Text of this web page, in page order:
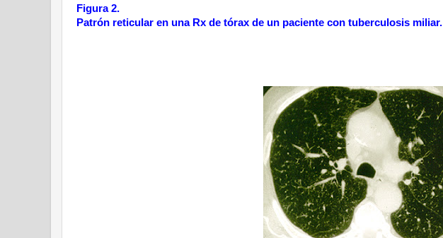
Figura 2.
Patrón reticular en una Rx de tórax de un paciente con tuberculosis miliar.